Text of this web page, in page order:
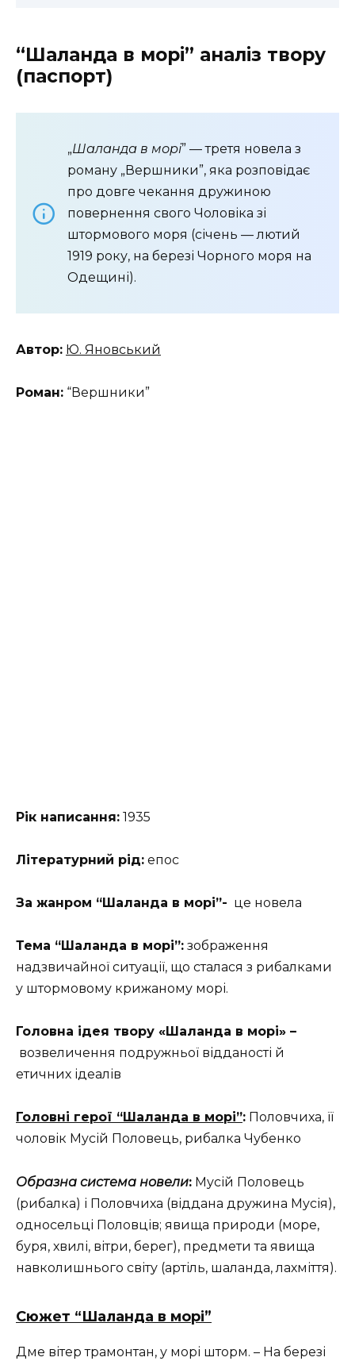
“Шаланда в морі” аналіз твору
(паспорт)
„Шаланда в морі” — третя новела з
роману „Вершники”, яка розповідає
про довге чекання дружиною
повернення свого Чоловіка зі
штормового моря (січень — лютий
1919 року, на березі Чорного моря на
Одещині).
Автор: Ю. Яновський
Роман: “Вершники”
Рік написання: 1935
Літературний рід: епос
За жанром “Шаланда в морі”- це новела
Тема “Шаланда в морі”: зображення
надзвичайної ситуації, що сталася з рибалками
у штормовому крижаному морі.
Головна ідея твору «Шаланда в морі» –
возвеличення подружньої відданості й
етичних ідеалів
Головні герої “Шаланда в морі”: Половчиха, її
чоловік Мусій Половець, рибалка Чубенко
Образна система новели: Мусій Половець
(рибалка) і Половчиха (віддана дружина Мусія),
односельці Половців; явища природи (море,
буря, хвилі, вітри, берег), предмети та явища
навколишнього світу (артіль, шаланда, лахміття).
Сюжет “Шаланда в морі”
Дме вітер трамонтан, у морі шторм. – На березі